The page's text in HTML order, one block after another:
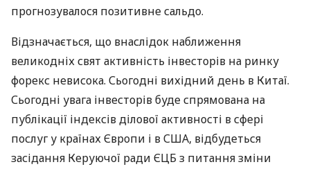
прогнозувалося позитивне сальдо.
Відзначається, що внаслідок наближення
великодніх свят активність інвесторів на ринку
форекс невисока. Сьогодні вихідний день в Китаї.
Сьогодні увага інвесторів буде спрямована на
публікації індексів ділової активності в сфері
послуг у країнах Європи і в США, відбудеться
засідання Керуючої ради ЄЦБ з питання зміни